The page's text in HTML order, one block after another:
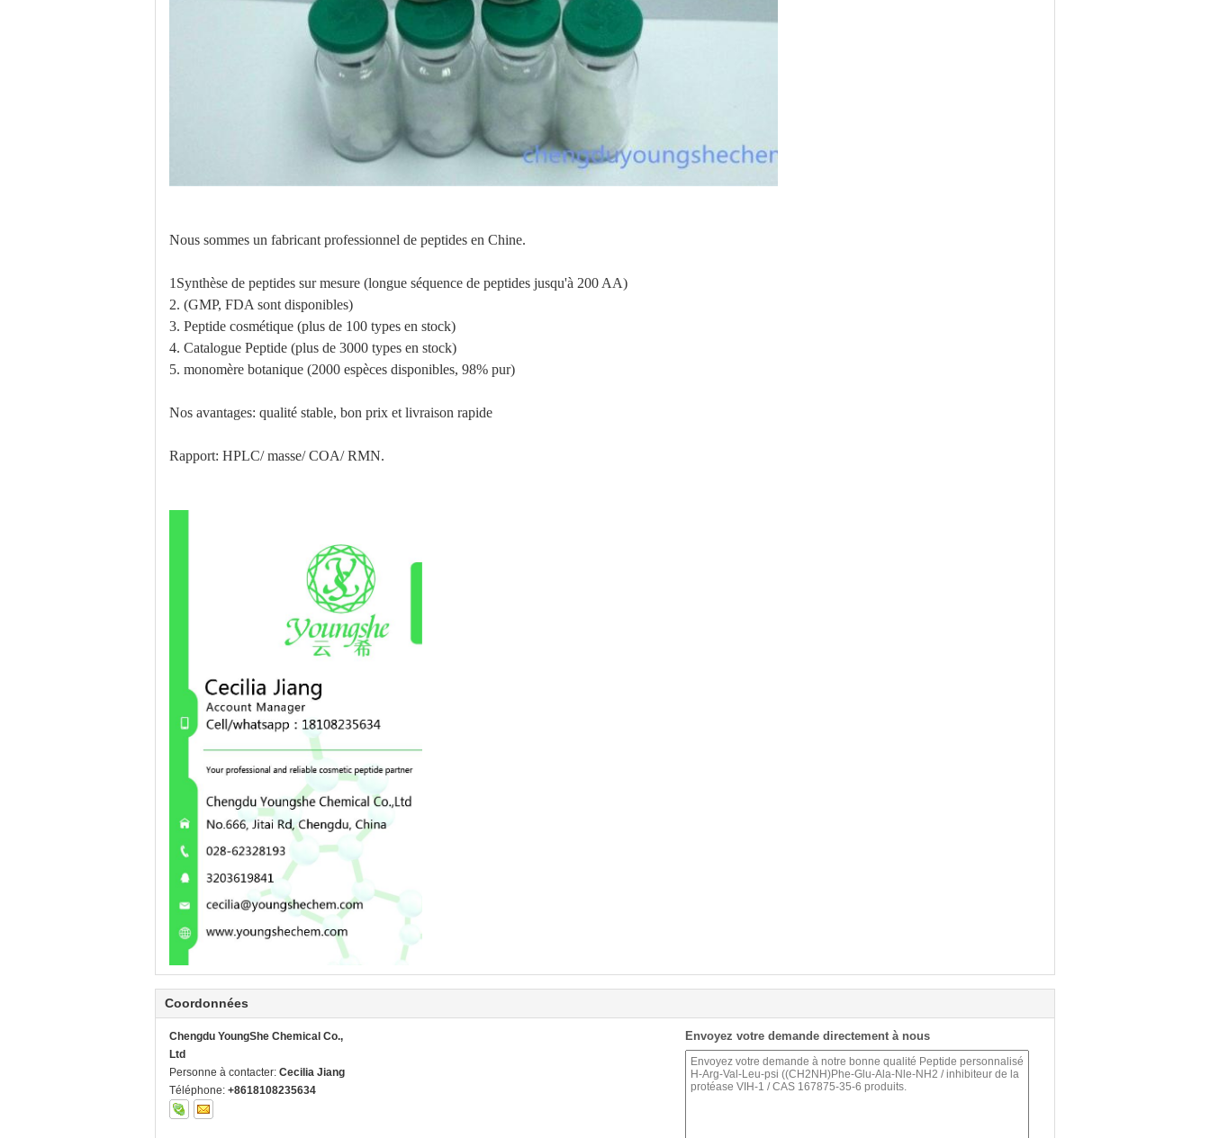
Nous sommes un fabricant professionnel de peptides en Chine.
1Synthèse de peptides sur mesure (longue séquence de peptides jusqu'à 200 AA)
2. (GMP, FDA sont disponibles)
3. Peptide cosmétique (plus de 100 types en stock)
4. Catalogue Peptide (plus de 3000 types en stock)
5. monomère botanique (2000 espèces disponibles, 98% pur)
Nos avantages: qualité stable, bon prix et livraison rapide
Rapport: HPLC/ masse/ COA/ RMN.
Coordonnées
Chengdu YoungShe Chemical Co.,
Ltd
Personne à contacter: Cecilia Jiang
Téléphone: +8618108235634
Envoyez votre demande directement à nous